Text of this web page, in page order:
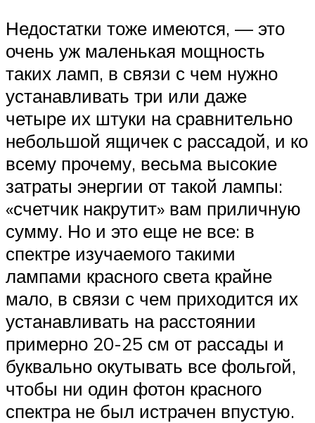
Недостатки тоже имеются, — это
очень уж маленькая мощность
таких ламп, в связи с чем нужно
устанавливать три или даже
четыре их штуки на сравнительно
небольшой ящичек с рассадой, и ко
всему прочему, весьма высокие
затраты энергии от такой лампы:
«счетчик накрутит» вам приличную
сумму. Но и это еще не все: в
спектре изучаемого такими
лампами красного света крайне
мало, в связи с чем приходится их
устанавливать на расстоянии
примерно 20-25 см от рассады и
буквально окутывать все фольгой,
чтобы ни один фотон красного
спектра не был истрачен впустую.